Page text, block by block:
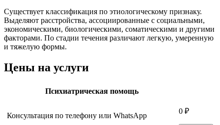
Существует классификация по этиологическому признаку.
Выделяют расстройства, ассоциированные с социальными,
экономическими, биологическими, соматическими и другими
факторами. По стадии течения различают легкую, умеренную
и тяжелую формы.
Цены на услуги
Психиатрическая помощь
Консультация по телефону или WhatsApp
0 ₽